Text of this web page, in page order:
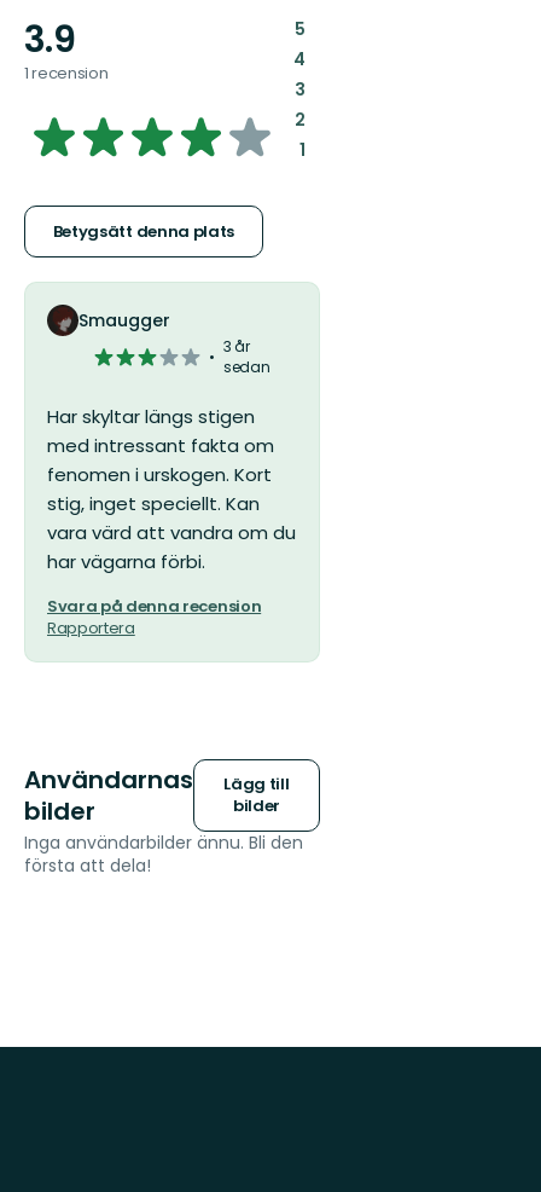
3.9
1 recension
3.9291443850267385
5
stjärnor
Betygsätt denna plats
5:
4:
3:
2:
1:
Smaugger
3
5
stjärnor
3 år
sedan
Har skyltar längs stigen
med intressant fakta om
fenomen i urskogen. Kort
stig, inget speciellt. Kan
vara värd att vandra om du
har vägarna förbi.
Svara på denna recension
Rapportera
Användarnas
bilder
Lägg till
bilder
Inga användarbilder ännu. Bli den
första att dela!